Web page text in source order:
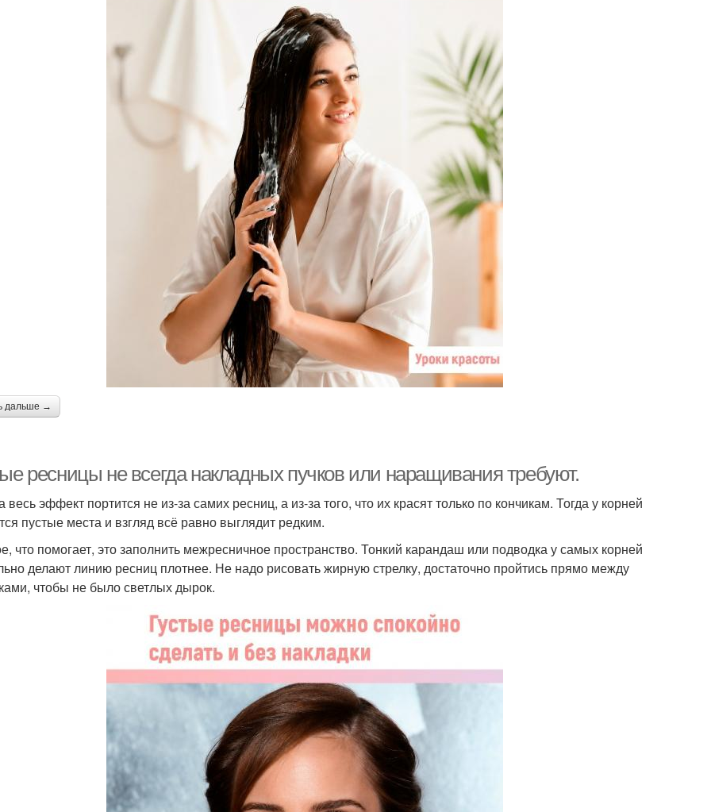
дальше →
ресницы не всегда накладных пучков или наращивания требуют.
весь эффект портится не из-за самих ресниц, а из-за того, что их красят только по кончикам. Тогда у корней
пустые места и взгляд всё равно выглядит редким.
что помогает, это заполнить межресничное пространство. Тонкий карандаш или подводка у самых корней
делают линию ресниц плотнее. Не надо рисовать жирную стрелку, достаточно пройтись прямо между
чтобы не было светлых дырок.